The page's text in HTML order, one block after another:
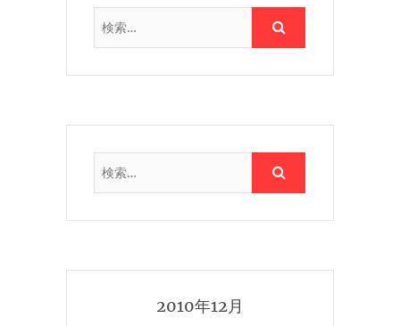
2010年12月